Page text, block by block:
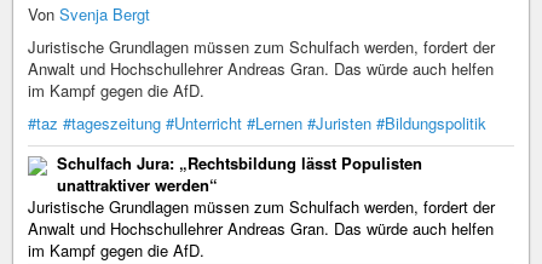
Von Svenja Bergt
Juristische Grundlagen müssen zum Schulfach werden, fordert der
Anwalt und Hochschullehrer Andreas Gran. Das würde auch helfen
im Kampf gegen die AfD.
#taz #tageszeitung #Unterricht #Lernen #Juristen #Bildungspolitik
Schulfach Jura: „Rechtsbildung lässt Po­pu­lis­ten
unattraktiver werden“
Juristische Grundlagen müssen zum Schulfach werden, fordert der
Anwalt und Hochschullehrer Andreas Gran. Das würde auch helfen
im Kampf gegen die AfD.